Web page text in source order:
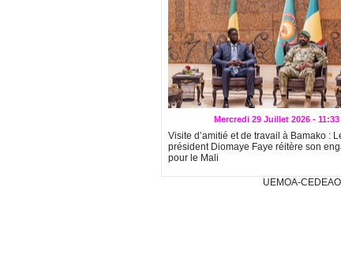
Mercredi 29 Juillet 2026 - 11:33
Visite d’amitié et de travail à Bamako :
président Diomaye Faye réitère son
pour le Mali
UEMOA-CEDEAO